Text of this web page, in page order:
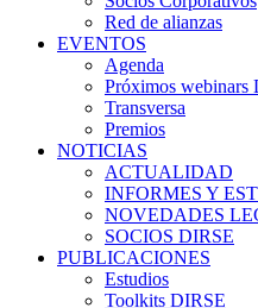
Red de alianzas
EVENTOS
Agenda
Próximos webinars
Transversa
Premios
NOTICIAS
ACTUALIDAD
INFORMES Y
NOVEDADES
SOCIOS DIRSE
PUBLICACIONES
Estudios
Toolkits DIRSE